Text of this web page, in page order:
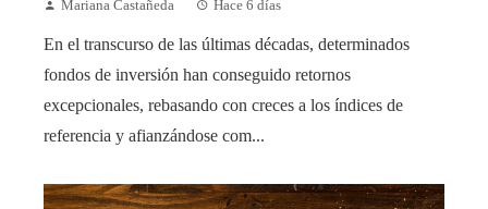
Mariana Castañeda Hace 6 días
En el transcurso de las últimas décadas, determinados
fondos de inversión han conseguido retornos
excepcionales, rebasando con creces a los índices de
referencia y afianzándose com...